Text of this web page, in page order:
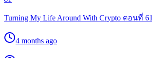
Turning My Life Around With Crypto ตอนที่ 61
4 months ago